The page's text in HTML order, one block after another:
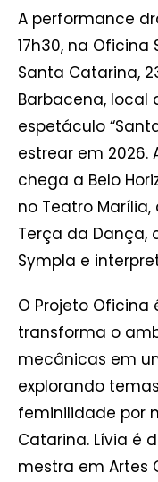
A performance
17h30, na
Santa Catarina,
Barbacena, local
espetáculo
estrear em
chega a Belo
no Teatro
Terça da Dança,
Sympla e
O Projeto
transforma o
mecânicas em
explorando
feminilidade por
Catarina. Lívia é
mestra em Artes